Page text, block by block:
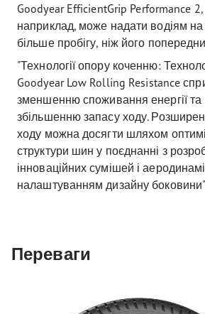
Goodyear EfficientGrip Performance 2,
наприклад, може надати водіям на
більше пробігу, ніж його
"Технології опору коченню:
Goodyear Low Rolling Resistance
зменшенню споживання енергії та
збільшенню запасу ходу.
ходу можна досягти шляхом
структури шин у поєднанні з
інноваційних сумішей і
налаштуванням дизайну боковини"
Переваги